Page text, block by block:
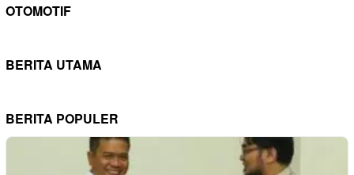
OTOMOTIF
BERITA UTAMA
BERITA POPULER